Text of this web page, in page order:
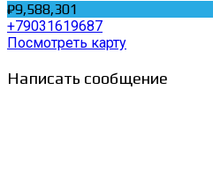
₽9,588,301
+79031619687
Посмотреть карту
Написать сообщение